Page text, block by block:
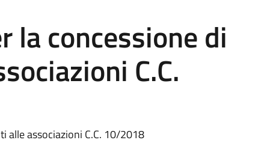
la concessione di
C.C.
alle associazioni C.C. 10/2018